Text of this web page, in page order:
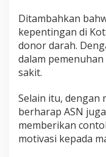
Ditambahkan
kepentingan di
donor darah.
dalam
sakit.
Selain itu, dengan
berharap ASN
memberikan
motivasi kepada